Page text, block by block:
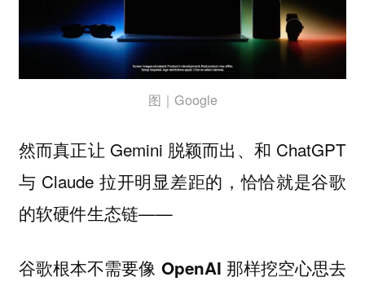
图｜Google
然而真正让 Gemini 脱颖而出、和 ChatGPT
与 Claude 拉开明显差距的，恰恰就是谷歌
的软硬件生态链——
谷歌根本不需要像 OpenAI 那样挖空心思去